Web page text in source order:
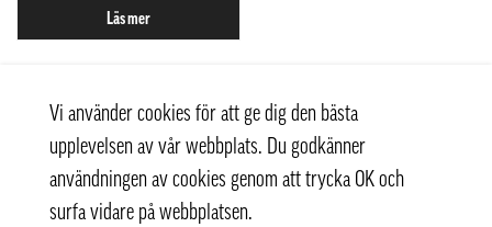
Läs mer
Vi använder cookies för att ge dig den bästa
upplevelsen av vår webbplats. Du godkänner
användningen av cookies genom att trycka OK och
surfa vidare på webbplatsen.